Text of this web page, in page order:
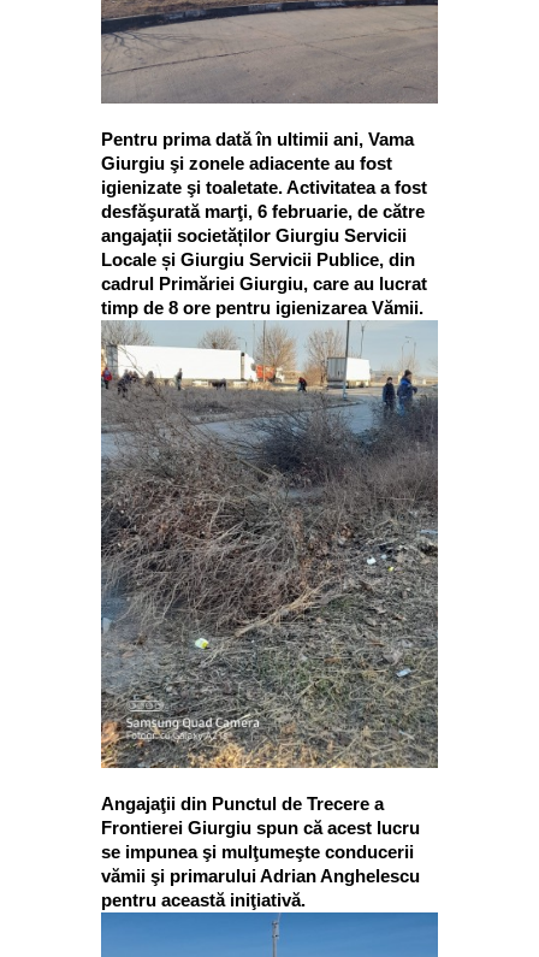
Pentru prima dată în ultimii ani, Vama
Giurgiu şi zonele adiacente au fost
igienizate şi toaletate. Activitatea a fost
desfăşurată marţi, 6 februarie, de către
angajații societăților Giurgiu Servicii
Locale și Giurgiu Servicii Publice, din
cadrul Primăriei Giurgiu, care au lucrat
timp de 8 ore pentru igienizarea Vămii.
Angajaţii din Punctul de Trecere a
Frontierei Giurgiu spun că acest lucru
se impunea şi mulţumeşte conducerii
vămii şi primarului Adrian Anghelescu
pentru această iniţiativă.